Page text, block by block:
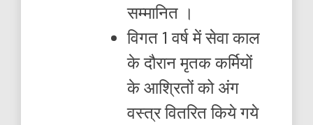
सम्मानित ।
विगत 1 वर्ष में सेवा काल
के दौरान मृतक कर्मियों
के आश्रितों को अंग
वस्त्र वितरित किये गये